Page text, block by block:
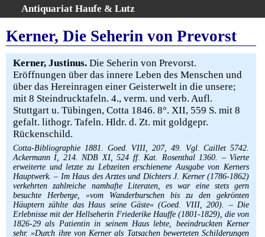
Antiquariat Haufe & Lutz
Home
Gesamtbestand
Erweiterte Suche
Kategorien
Schlagwörter
Warenkorb
AGB
Widerruf
Über uns
Aktuelle Kataloge
Kontakt
Ankauf
Links
Kerner, Die Seherin von Prevorst
Kerner, Justinus. Die Seherin von Prevorst.
Eröffnungen über das innere Leben des Menschen und
über das Hereinragen einer Geisterwelt in die unsere;
mit 8 Steindrucktafeln. 4., verm. und verb. Aufl.
Stuttgart u. Tübingen, Cotta 1846. 8°. XII, 559 S. mit 8
gefalt. lithogr. Tafeln. Hldr. d. Zt. mit goldgepr.
Rückenschild.
Cotta-Bibliographie 1881. Goed. VIII, 207, 49. Vgl. Caillet 5742.
Ackermann I, 214. NDB XI, 524 ff. Kat. Rosenthal 1360. – Vierte
erweiterte und letzte zu Lebzeiten erschienene Ausgabe von Kerners
Hauptwerk. – Im Haus des Arztes und Dichters J. Kerner (1786-1862)
verkehrten zahlreiche namhafte Literaten, es war eine stets gern
besuchte Herberge, »vom Wanderburschen bis zu den gekrönten
Häuptern zählte das Haus seine Gäste« (Goed. VIII, 200). – Die
Erlebnisse mit der Hellseherin Friederike Hauffe (1801-1829), die von
1826-29 als Patientin in seinem Haus lebte, beeindruckten Kerner
sehr. »Durch ihre von Kerner als Tatsachen bewerteten Schilderungen